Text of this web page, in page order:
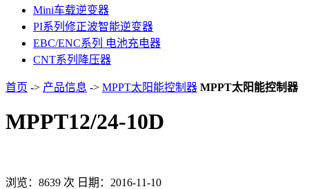
Mini车载逆变器
PI系列修正波智能逆变器
EBC/ENC系列 电池充电器
CNT系列降压器
首页 -> 产品信息 -> MPPT太阳能控制器 MPPT太阳能控制器
MPPT12/24-10D
浏览：8639 次 日期：2016-11-10